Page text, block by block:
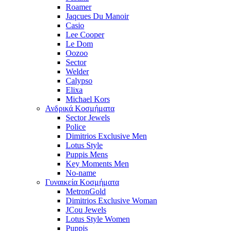
Roamer
Jaqcues Du Manoir
Casio
Lee Cooper
Le Dom
Oozoo
Sector
Welder
Calypso
Elixa
Michael Kors
Ανδρικά Κοσμήματα
Sector Jewels
Police
Dimitrios Exclusive Men
Lotus Style
Puppis Mens
Key Moments Men
No-name
Γυναικεία Κοσμήματα
MetronGold
Dimitrios Exclusive Woman
JCou Jewels
Lotus Style Women
Puppis